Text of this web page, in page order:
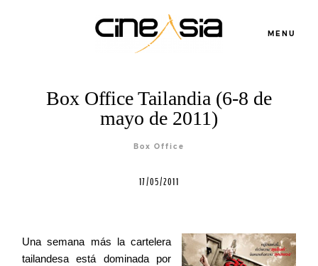
MENU
Box Office Tailandia (6-8 de
mayo de 2011)
Box Office
17/05/2011
Una semana más la cartelera
tailandesa está dominada por
Servicios
Blog